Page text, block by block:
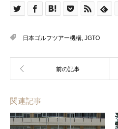
日本ゴルフツアー機構, JGTO
関連記事